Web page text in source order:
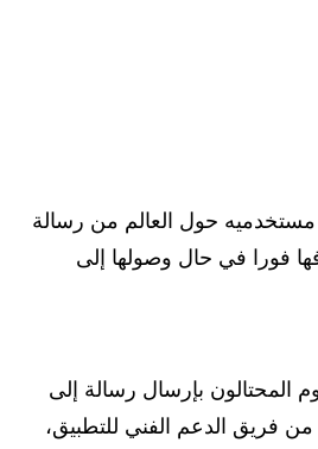
حول العالم من رسالة
فورا في حال وصولها إلى
المحتالون بإرسال رسالة إلى
فريق الدعم الفني للتطبيق،